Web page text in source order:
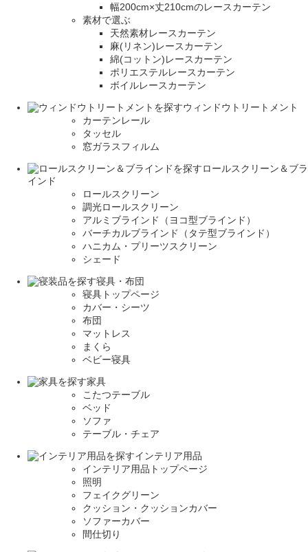
幅200cm×丈210cmのレースカーテン
素材で選ぶ
天然素材レースカーテン
麻(リネン)レースカーテン
綿(コットン)レースカーテン
ポリエステルレースカーテン
ボイルレースカーテン
ウィンドウトリートメント
カーテンレール
タッセル
窓ガラスフィルム
ロールスクリーン＆ブラ
インド
ロールスクリーン
調光ロールスクリーン
アルミブラインド（ヨコ型ブラインド）
バーチカルブラインド（タテ型ブラインド）
ハニカム・プリーツスクリーン
シェード
寝具・布団
寝具トップページ
カバー・シーツ
布団
マットレス
まくら
ベビー寝具
家具
こたつテーブル
ベッド
ソファ
テーブル・チェア
インテリア用品
インテリア用品トップページ
照明
フェイクグリーン
クッション・クッションカバー
ソファーカバー
間仕切り